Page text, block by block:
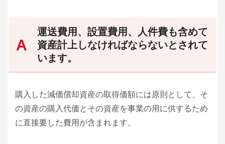
運送費用、設置費用、人件費も含めて
資産計上しなければならないとされて
います。
購入した減価償却資産の取得価額には原則として、そ
の資産の購入代価とその資産を事業の用に供するため
に直接要した費用が含まれます。